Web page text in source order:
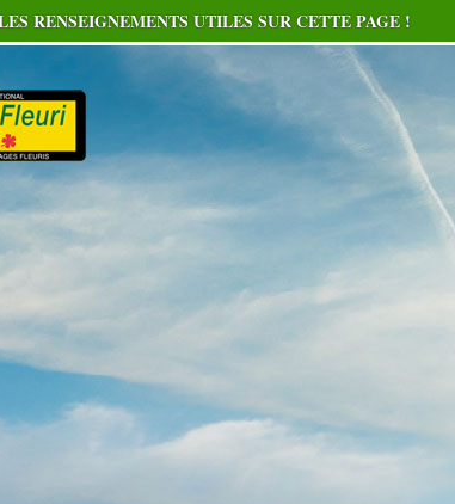
RENSEIGNEMENTS UTILES SUR CETTE PAGE !